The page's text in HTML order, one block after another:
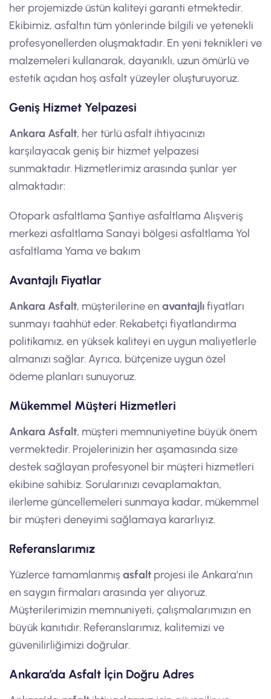
her projemizde üstün kaliteyi garanti etmektedir.
Ekibimiz, asfaltın tüm yönlerinde bilgili ve yetenekli
profesyonellerden oluşmaktadır. En yeni teknikleri ve
malzemeleri kullanarak, dayanıklı, uzun ömürlü ve
estetik açıdan hoş asfalt yüzeyler oluşturuyoruz.
Geniş Hizmet Yelpazesi
Ankara Asfalt, her türlü asfalt ihtiyacınızı
karşılayacak geniş bir hizmet yelpazesi
sunmaktadır. Hizmetlerimiz arasında şunlar yer
almaktadır:
Otopark asfaltlama Şantiye asfaltlama Alışveriş
merkezi asfaltlama Sanayi bölgesi asfaltlama Yol
asfaltlama Yama ve bakım
Avantajlı Fiyatlar
Ankara Asfalt, müşterilerine en avantajlıfiyatları
sunmayı taahhüt eder. Rekabetçi fiyatlandırma
politikamız, en yüksek kaliteyi en uygun maliyetlerle
almanızı sağlar. Ayrıca, bütçenize uygun özel
ödeme planları sunuyoruz.
Mükemmel Müşteri Hizmetleri
Ankara Asfalt, müşteri memnuniyetine büyük önem
vermektedir. Projelerinizin her aşamasında size
destek sağlayan profesyonel bir müşteri hizmetleri
ekibine sahibiz. Sorularınızı cevaplamaktan,
ilerleme güncellemeleri sunmaya kadar, mükemmel
bir müşteri deneyimi sağlamaya kararlıyız.
Referanslarımız
Yüzlerce tamamlanmışasfalt projesi ile Ankara’nın
en saygın firmaları arasında yer alıyoruz.
Müşterilerimizin memnuniyeti, çalışmalarımızın en
büyük kanıtıdır. Referanslarımız, kalitemizi ve
güvenilirliğimizi doğrular.
Ankara’da Asfalt İçin Doğru Adres